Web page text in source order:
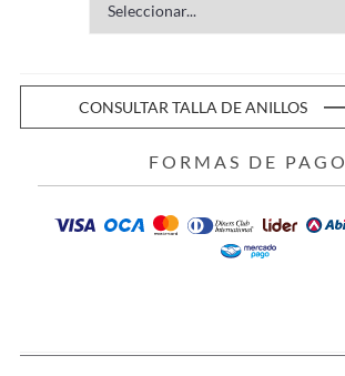
CONSULTAR TALLA DE ANILLOS
FORMAS DE PAGO